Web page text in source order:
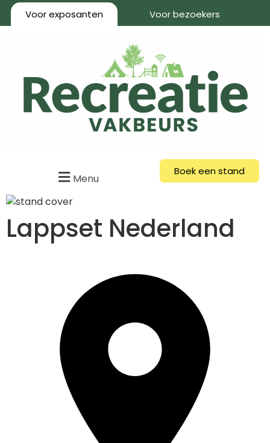
Voor exposanten Voor bezoekers
Menu
Boek een stand
Lappset Nederland